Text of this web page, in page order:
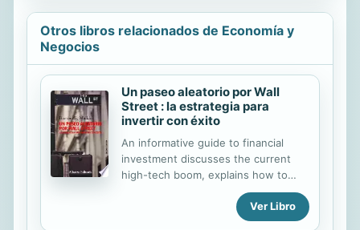
Otros libros relacionados de Economía y
Negocios
Un paseo aleatorio por Wall
Street : la estrategia para
invertir con éxito
An informative guide to financial
investment discusses the current
high-tech boom, explains how to
maximize gains and minimize losses,
and examines a broad spectrum of
financial opportunities, from mutual
Ver Libro